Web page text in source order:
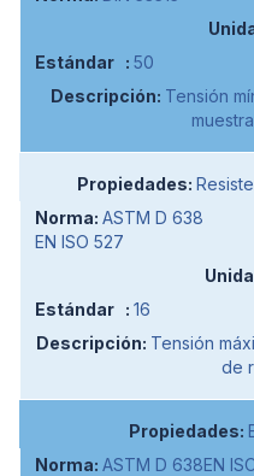
50
Tensión
ASTM D 638
EN ISO 527
16
Tensión
de
ASTM D 638EN